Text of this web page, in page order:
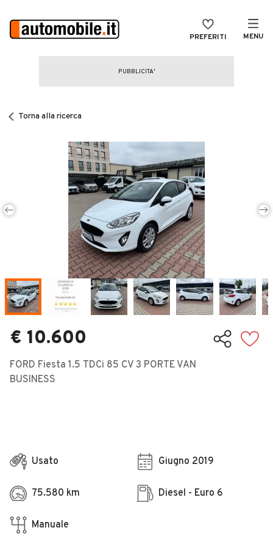
PREFERITI MENU
CERCA
Auto Nuove
Noleggio a lungo termine
Auto d'epoca
Veicoli Commerciali
Concessionari
Torna alla ricerca
€ 10.600
FORD Fiesta 1.5 TDCi 85 CV 3 PORTE VAN
BUSINESS
Usato Giugno 2019
75.580 km Diesel - Euro 6
Manuale